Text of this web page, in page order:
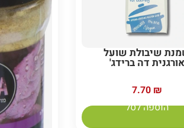
שיבולת שועל
אורגנית דה ברידג'
7.70 ₪
הוספה לסל